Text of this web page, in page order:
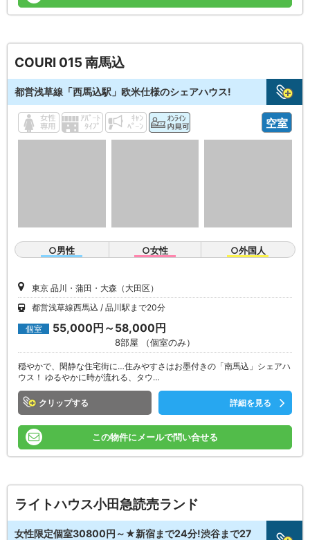
COURI 015 南馬込
都営浅草線「西馬込駅」欧米仕様のシェアハウス!
空室
○男性 ○女性 ○外国人
東京 品川・蒲田・大森（大田区）
都営浅草線西馬込
品川駅まで20分
個室 55,000円～58,000円
8部屋 （個室のみ）
穏やかで、閑静な住宅街に…住みやすさはお墨付きの「南馬込」シェアハ
ウス！ ゆるやかに時が流れる、タウ…
クリップ 詳細を見る
この物件にメールで問い合せる
ライトハウス小田急読売ランド
女性限定個室30800円～★新宿まで24分!渋谷まで27